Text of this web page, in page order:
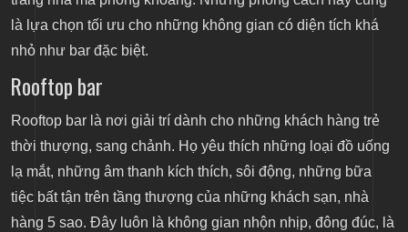
là lựa chọn tối ưu cho những không gian có diện tích khá
nhỏ như bar đặc biệt.
Rooftop bar
Rooftop bar là nơi giải trí dành cho những khách hàng trẻ
thời thượng, sang chảnh. Họ yêu thích những loại đồ uống
lạ mắt, những âm thanh kích thích, sôi động, những bữa
tiệc bất tận trên tầng thượng của những khách sạn, nhà
hàng 5 sao. Đây luôn là không gian nhộn nhịp, đông đúc, là